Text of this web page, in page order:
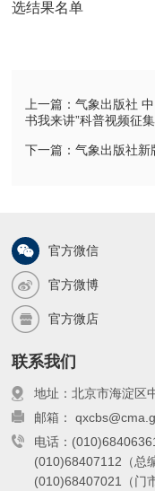
选结果名单
上一篇：气象出版社
书我来讲”科普视频征
下一篇：气象出版社新
官方微信
官方微博
官方微店
联系我们
地址：北京市海淀区
邮箱：
电话：
(010)68407112（总
(010)68407021（门